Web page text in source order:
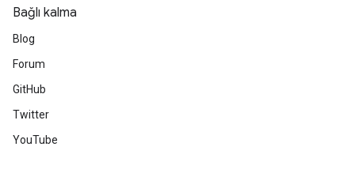
Bağlı kalma
Blog
Forum
GitHub
Twitter
YouTube